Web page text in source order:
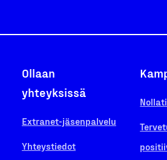
Ollaan
yhteyksissä
Extranet-jäsenpalvelu
Yhteystiedot